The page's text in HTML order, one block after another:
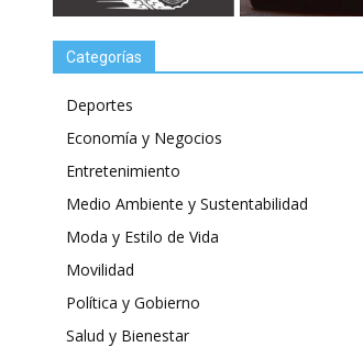
Categorías
Deportes
Economía y Negocios
Entretenimiento
Medio Ambiente y Sustentabilidad
Moda y Estilo de Vida
Movilidad
Política y Gobierno
Salud y Bienestar